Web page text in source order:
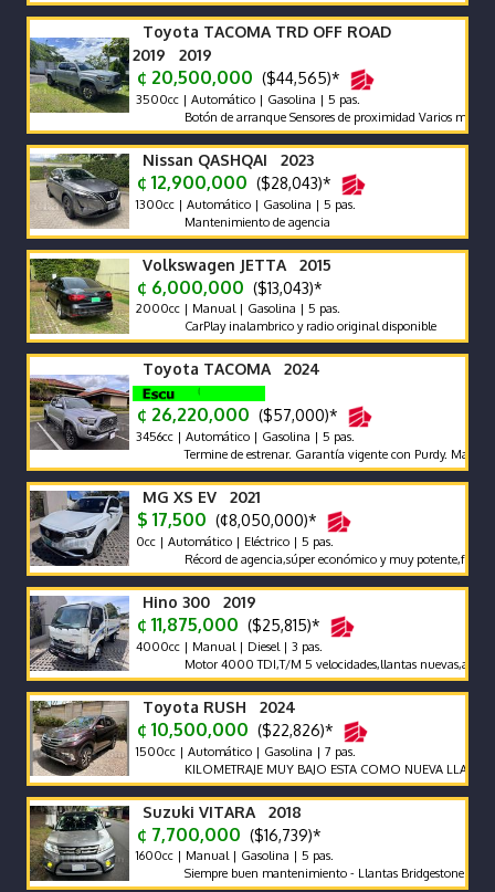
Toyota TACOMA TRD OFF ROAD
2019 2019
¢ 20,500,000 ($44,565)*
3500cc | Automático | Gasolina | 5 pas.
Botón de arranque Sensores de proximidad Varios modos de
Nissan QASHQAI 2023
¢ 12,900,000 ($28,043)*
1300cc | Automático | Gasolina | 5 pas.
Mantenimiento de agencia
Volkswagen JETTA 2015
¢ 6,000,000 ($13,043)*
2000cc | Manual | Gasolina | 5 pas.
CarPlay inalambrico y radio original disponible
Toyota TACOMA 2024
¢ 26,220,000 ($57,000)*
3456cc | Automático | Gasolina | 5 pas.
Termine de estrenar. Garantía vigente con Purdy.
MG XS EV 2021
$ 17,500 (¢8,050,000)*
0cc | Automático | Eléctrico | 5 pas.
Récord de agencia,súper económico y muy potente,full
Hino 300 2019
¢ 11,875,000 ($25,815)*
4000cc | Manual | Diesel | 3 pas.
Motor 4000 TDI,T/M 5 velocidades,llantas nuevas,aros,freno
Toyota RUSH 2024
¢ 10,500,000 ($22,826)*
1500cc | Automático | Gasolina | 7 pas.
KILOMETRAJE MUY BAJO ESTA COMO NUEVA LLAME Y
Suzuki VITARA 2018
¢ 7,700,000 ($16,739)*
1600cc | Manual | Gasolina | 5 pas.
Siempre buen mantenimiento - Llantas Bridgestone como